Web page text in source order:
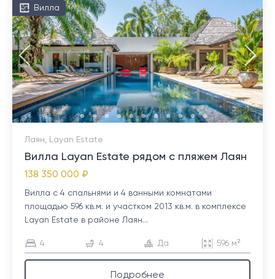
Вилла
Лаян, Layan Estate
Вилла Layan Estate рядом с пляжем Лаян
138 350 000 ₽
Вилла с 4 спальнями и 4 ванными комнатами
площадью 596 кв.м. и участком 2013 кв.м. в комплексе
Layan Estate в районе Лаян...
4 4 Да 596 м²
Подробнее